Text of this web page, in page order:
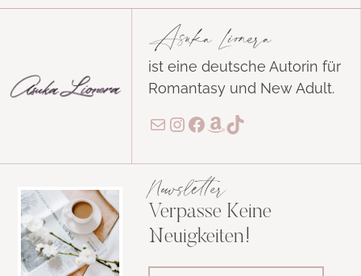
Asuka Lionera
ist eine deutsche Autorin für
Romantasy und New Adult.
E-MailInstagram
Facebook
Amazon
TikTok
Newsletter
Verpasse Keine
Neuigkeiten!